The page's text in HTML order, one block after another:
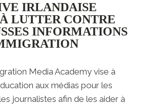
IRLANDAISE
LUTTER CONTRE
INFORMATIONS
Media Academy vise à
aux médias pour les
journalistes afin de les aider à